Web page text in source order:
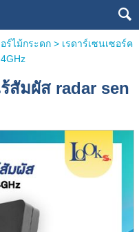
ร์ไม้กระดก> เรดาร์เซนเซอร์ค
สัมผัส radar sen